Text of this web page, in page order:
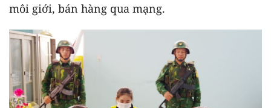
môi giới, bán hàng qua mạng.